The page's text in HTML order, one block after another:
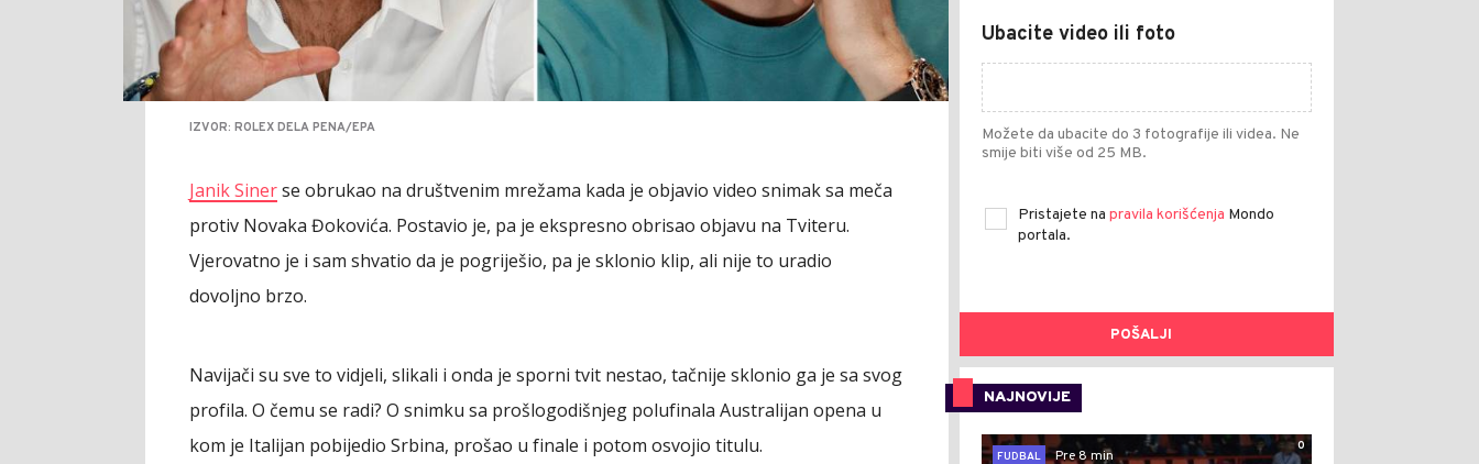
IZVOR: ROLEX DELA PENA/EPA
Janik Sinerse obrukao na društvenim mrežama kada je objavio video snimak sa meča
protiv Novaka Đokovića. Postavio je, pa je ekspresno obrisao objavu na Tviteru.
Vjerovatno je i sam shvatio da je pogriješio, pa je sklonio klip, ali nije to uradio
dovoljno brzo.
Navijači su sve to vidjeli, slikali i onda je sporni tvit nestao, tačnije sklonio ga je sa svog
profila. O čemu se radi? O snimku sa prošlogodišnjeg polufinala Australijan opena u
kom je Italijan pobijedio Srbina, prošao u finale i potom osvojio titulu.
Ubacite video ili foto
Možete da ubacite do 3 fotografije ili videa. Ne
smije biti više od 25 MB.
Pristajete na pravila korišćenja Mondo
portala.
POŠALJI
NAJNOVIJE
0
FUDBAL
Pre 8 min